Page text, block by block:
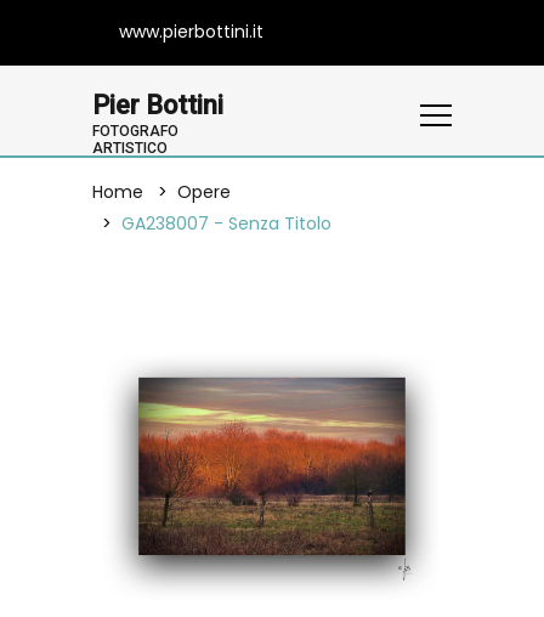
www.pierbottini.it
Pier Bottini
FOTOGRAFO
ARTISTICO
Home
Opere
GA238007 - Senza Titolo